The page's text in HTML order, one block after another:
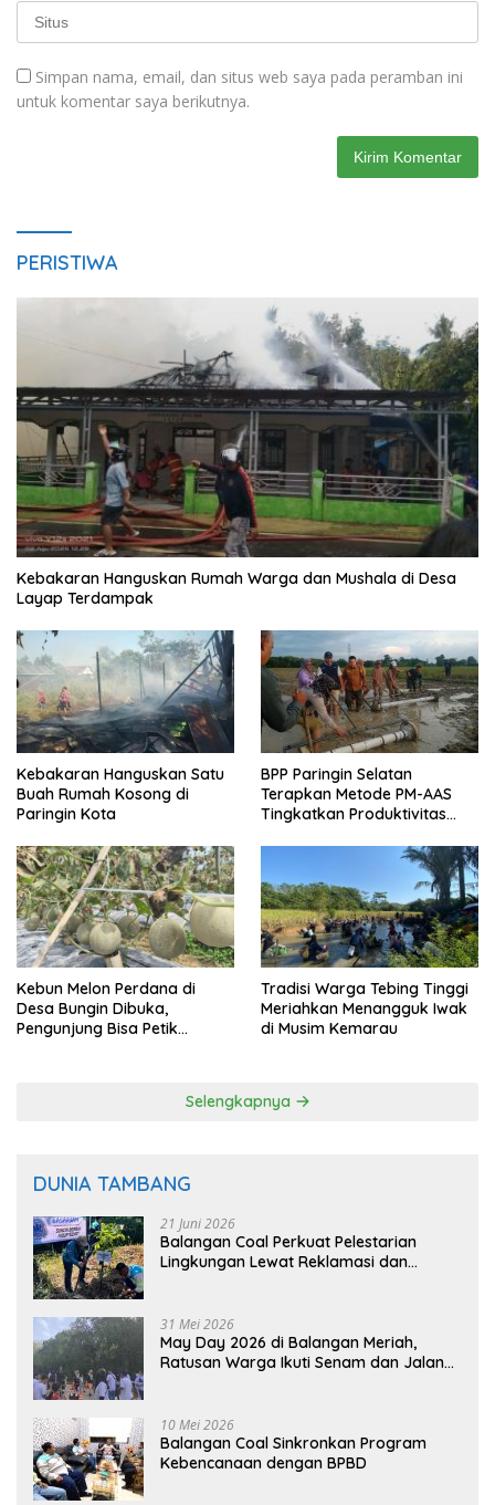
Simpan nama, email, dan situs web saya pada peramban ini
untuk komentar saya berikutnya.
PERISTIWA
Kebakaran Hanguskan Rumah Warga dan Mushala di Desa
Layap Terdampak
Kebakaran Hanguskan Satu
Buah Rumah Kosong di
Paringin Kota
BPP Paringin Selatan
Terapkan Metode PM-AAS
Tingkatkan Produktivitas
Kebun Melon Perdana di
Desa Bungin Dibuka,
Pengunjung Bisa Petik
Tradisi Warga Tebing Tinggi
Meriahkan Menangguk Iwak
di Musim Kemarau
Selengkapnya
DUNIA TAMBANG
21 Juni 2026
Balangan Coal Perkuat Pelestarian
Lingkungan Lewat Reklamasi dan
31 Mei 2026
May Day 2026 di Balangan Meriah,
Ratusan Warga Ikuti Senam dan Jalan
10 Mei 2026
Balangan Coal Sinkronkan Program
Kebencanaan dengan BPBD